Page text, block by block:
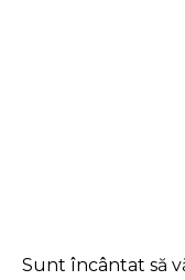
Sunt încântat să